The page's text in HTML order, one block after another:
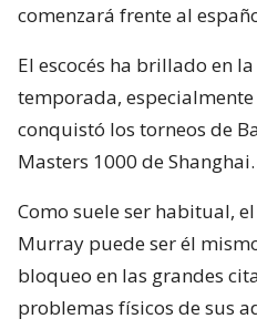
comenzará frente al
El escocés ha brillado en
temporada,
conquistó los torneos de
Masters 1000 de Shanghai.
Como suele ser habitual,
Murray puede ser él
bloqueo en las grandes
problemas físicos de sus